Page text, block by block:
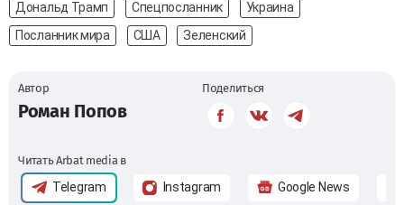
Дональд Трамп Спецпосланник
Украина
Посланник мира
США Зеленский
Автор
Роман Попов
Поделиться
Читать Arbat media в
Telegram Instagram Google News